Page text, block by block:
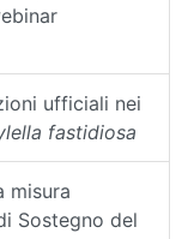
ufficiali nei
fastidiosa
misura
Sostegno del